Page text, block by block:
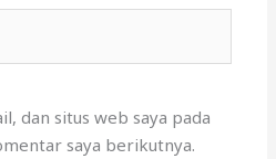
dan situs web saya pada
saya berikutnya.